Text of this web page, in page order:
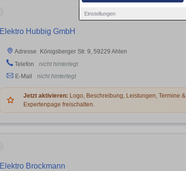
Einstellungen
Elektro Hubbig GmbH
Adresse
Königsberger Str. 9, 59229 Ahlen
Telefon
nicht hinterlegt
E-Mail
nicht hinterlegt
Jetzt aktivieren: Logo, Beschreibung, Leistungen, Termine &
Expertenpage freischalten.
Elektro Brockmann